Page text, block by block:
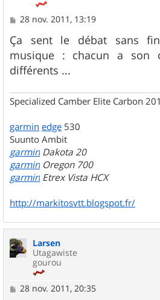
M
s
s
a
g
e
28 nov. 2011, 13:19
Ça sent le débat sans
musique : chacun a son
différents ...
Specialized Camber Elite Carbon
garmin edge 530
Suunto Ambit
garmin Dakota 20
garmin Oregon 700
garmin Etrex Vista HCX
http://markitosvtt.blogspot.fr/
Larsen
Utagawiste
gourou
M
28 nov. 2011, 20:35